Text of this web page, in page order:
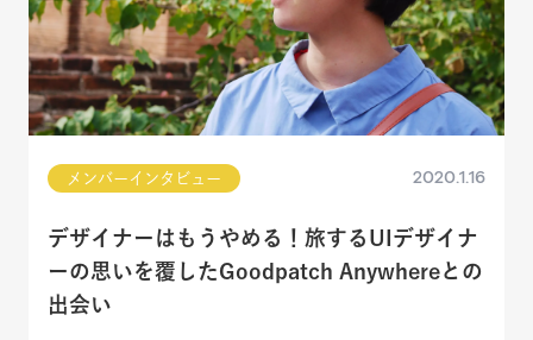
メンバーインタビュー 2020.1.16
デザイナーはもうやめる！旅するUIデザイナ
ーの思いを覆したGoodpatch Anywhereとの
出会い